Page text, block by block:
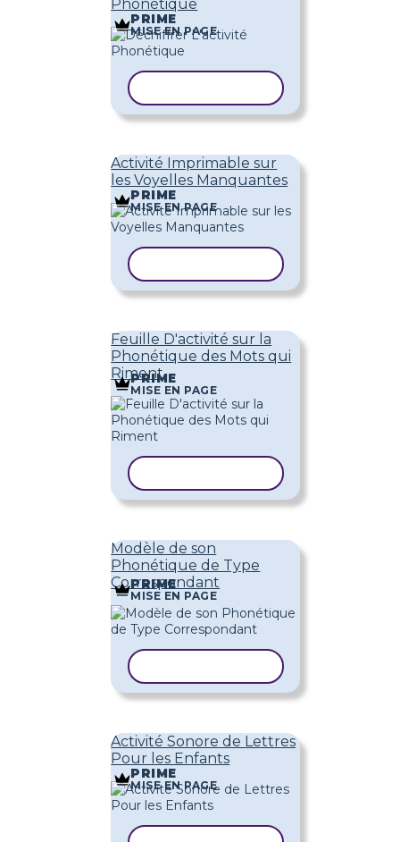
Phonétique
PRIME
MISE EN PAGE
Activité Imprimable sur
les Voyelles Manquantes
PRIME
MISE EN PAGE
Feuille D'activité sur la
Phonétique des Mots qui
Riment
PRIME
MISE EN PAGE
Modèle de son
Phonétique de Type
Correspondant
PRIME
MISE EN PAGE
Activité Sonore de Lettres
Pour les Enfants
PRIME
MISE EN PAGE